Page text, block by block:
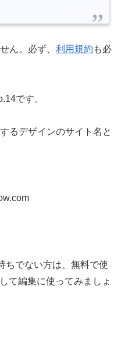
ん。必ず、 利用規約 も必
です。
るデザインのサイト名と
ちでない方は、無料で使
て編集に使ってみましょ